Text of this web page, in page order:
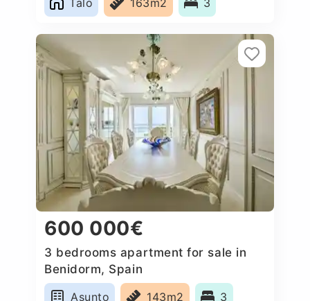
600 000€
3 bedrooms apartment for sale in
Benidorm, Spain
Asunto
143m2 3